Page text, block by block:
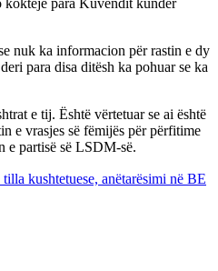
nuk ka informacion për rastin e dy
para disa ditësh ka pohuar se ka
e tij. Është vërtetuar se ai është
e vrasjes së fëmijës për përfitime
e partisë së LSDM-së.
kushtetuese, anëtarësimi në BE